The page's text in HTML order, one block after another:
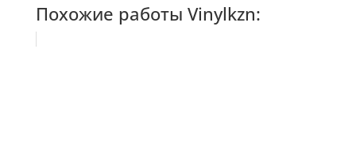
Похожие работы Vinylkzn: